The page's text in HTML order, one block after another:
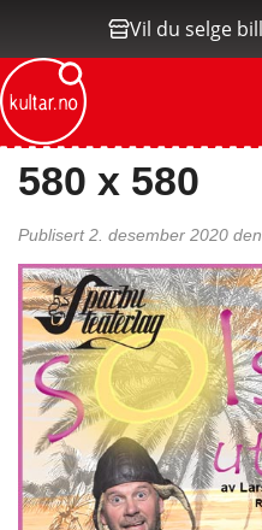
Vil du selge
580 x 580
Publisert2. desember 2020 den